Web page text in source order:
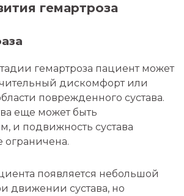
гемартроза
гемартроза пациент может
дискомфорт или
поврежденного сустава.
еще может быть
и подвижность сустава
ограничена.
появляется небольшой
движении сустава, но